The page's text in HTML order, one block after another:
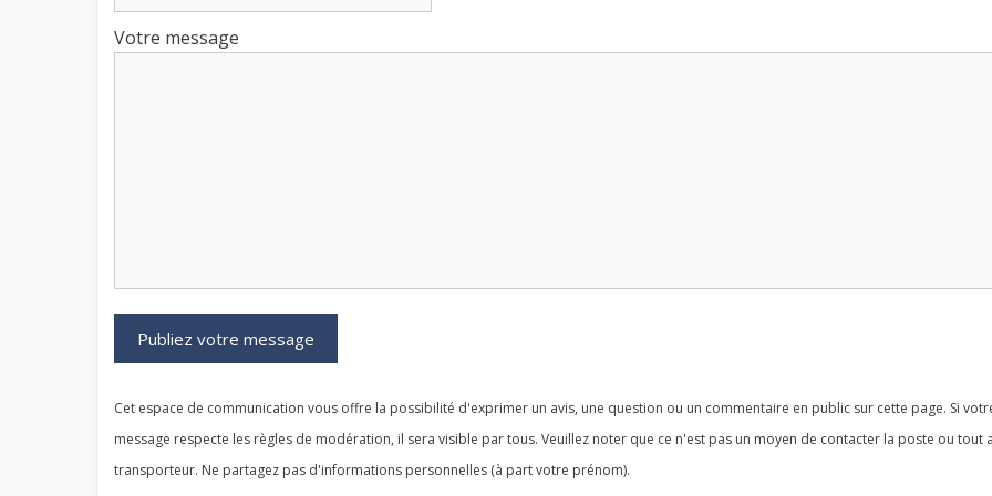
Votre message
Cet espace de communication vous offre la possibilité d'exprimer un avis, une question ou un commentaire en public sur cette page. Si
message respecte les règles de modération, il sera visible par tous. Veuillez noter que ce n'est pas un moyen de contacter la poste ou tout
transporteur. Ne partagez pas d'informations personnelles (à part votre prénom).